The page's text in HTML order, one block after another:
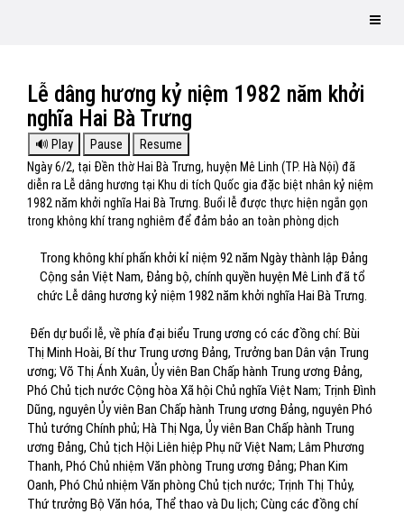
Lễ dâng hương kỷ niệm 1982 năm khởi
nghĩa Hai Bà Trưng
Ngày 6/2, tại Đền thờ Hai Bà Trưng, huyện Mê Linh (TP. Hà Nội) đã
diễn ra Lễ dâng hương tại Khu di tích Quốc gia đặc biệt nhân kỷ niệm
1982 năm khởi nghĩa Hai Bà Trưng. Buổi lễ được thực hiện ngắn gọn
trong không khí trang nghiêm để đảm bảo an toàn phòng dịch
Trong không khí phấn khởi kỉ niệm 92 năm Ngày thành lập Đảng
Cộng sản Việt Nam, Đảng bộ, chính quyền huyện Mê Linh đã tổ
chức Lễ dâng hương kỷ niệm 1982 năm khởi nghĩa Hai Bà Trưng.
Đến dự buổi lễ, về phía đại biểu Trung ương có các đồng chí: Bùi
Thị Minh Hoài, Bí thư Trung ương Đảng, Trưởng ban Dân vận Trung
ương; Võ Thị Ánh Xuân, Ủy viên Ban Chấp hành Trung ương Đảng,
Phó Chủ tịch nước Cộng hòa Xã hội Chủ nghĩa Việt Nam; Trịnh Đình
Dũng, nguyên Ủy viên Ban Chấp hành Trung ương Đảng, nguyên Phó
Thủ tướng Chính phủ; Hà Thị Nga, Ủy viên Ban Chấp hành Trung
ương Đảng, Chủ tịch Hội Liên hiệp Phụ nữ Việt Nam; Lâm Phương
Thanh, Phó Chủ nhiệm Văn phòng Trung ương Đảng; Phan Kim
Oanh, Phó Chủ nhiệm Văn phòng Chủ tịch nước; Trịnh Thị Thủy,
Thứ trưởng Bộ Văn hóa, Thể thao và Du lịch; Cùng các đồng chí